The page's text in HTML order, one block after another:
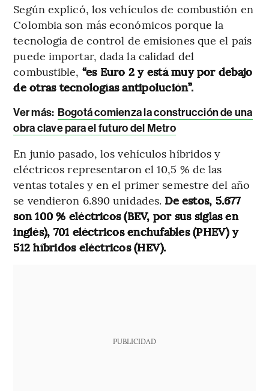
Según explicó, los vehículos de combustión en
Colombia son más económicos porque la
tecnología de control de emisiones que el país
puede importar, dada la calidad del
combustible, “es Euro 2 y está muy por debajo
de otras tecnologías antipolución”.
Ver más: Bogotá comienza la construcción de una
obra clave para el futuro del Metro
En junio pasado, los vehículos híbridos y
eléctricos representaron el 10,5 % de las
ventas totales y en el primer semestre del año
se vendieron 6.890 unidades. De estos, 5.677
son 100 % eléctricos (BEV, por sus siglas en
inglés), 701 eléctricos enchufables (PHEV) y
512 híbridos eléctricos (HEV).
PUBLICIDAD